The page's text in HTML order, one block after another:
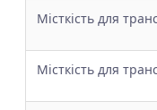
Місткість для
Місткість для